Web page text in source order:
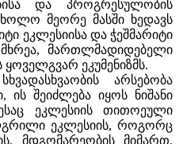
და პროგრესულობის
მეორე მასში ხედავს
ეკლესიისა და ჭეშმარიტი
მართლმადიდებელი
ეკუმენიზმს.
არსებობა
შეიძლება იყოს ნიშანი
ეკლესიის თითოეული
ეკლესიის, როგორც
მდგომარეობის მიმართ.